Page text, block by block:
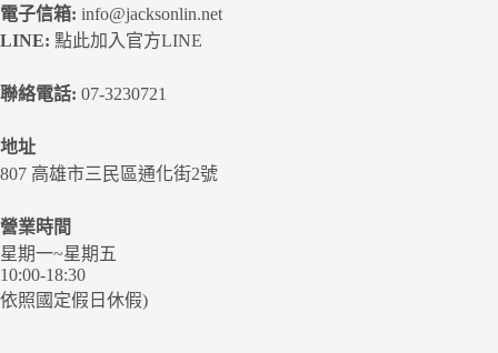
電子信箱: info@jacksonlin.net
LINE: 點此加入官方LINE
聯絡電話: 07-3230721
地址
807 高雄市三民區通化街2號
營業時間
星期一~星期五
10:00-18:30
依照國定假日休假)